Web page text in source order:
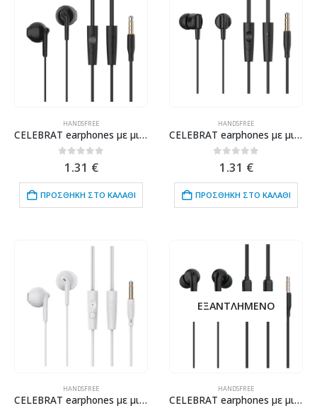
HANDSFREE
CELEBRAT earphones με μικρόφωνο G34, 3.5mm σύνδεση, 14mm, 1.2m, μαύρα
out of 5
1.31 €
ΠΡΟΣΘΉΚΗ ΣΤΟ ΚΑΛΆΘΙ
HANDSFREE
CELEBRAT earphones με μικρόφωνο G35, 3.5mm σύνδεση, 10mm, 1.2m, μαύρα
out of 5
1.31 €
ΠΡΟΣΘΉΚΗ ΣΤΟ ΚΑΛΆΘΙ
HANDSFREE
CELEBRAT earphones με μικρόφωνο G34, 3.5mm σύνδεση, 14mm, 1.2m, λευκά
ΕΞΑΝΤΛΗΜΈΝΟ
HANDSFREE
CELEBRAT earphones με μικρόφωνο G26, 3.5mm σύνδεση, Φ10mm, 1.2m, μαύρα